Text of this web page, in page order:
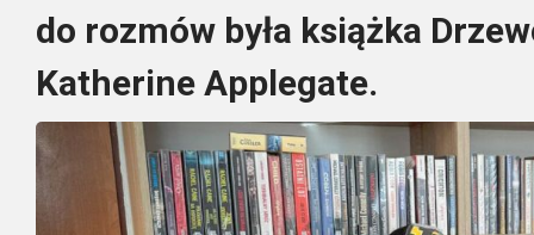
do rozmów była książka
Katherine Applegate.